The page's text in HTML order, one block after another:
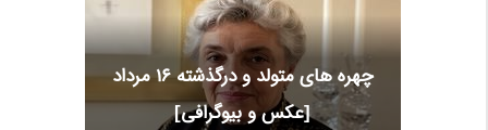
چهره های متولد و درگذشته 16 مرداد
[عکس و بیوگرافی]